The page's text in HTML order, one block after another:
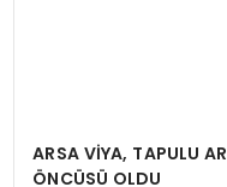
ARSA VİYA, TAPULU
ÖNCÜSÜ OLDU